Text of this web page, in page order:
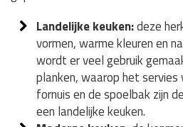
Landelijke keuken:deze
vormen, warme kleuren en
wordt er veel gebruik
planken, waarop het
fornuis en de spoelbak zijn
een landelijke keuken.